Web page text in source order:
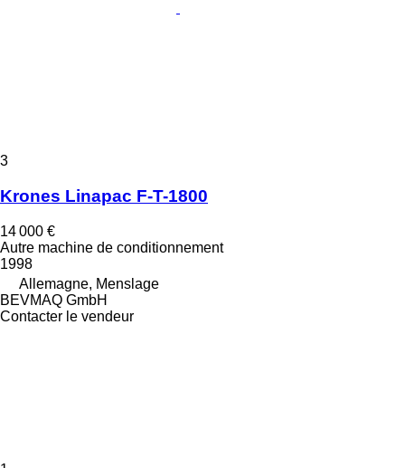
3
Krones Linapac F-T-1800
14 000 €
Autre machine de conditionnement
1998
Allemagne, Menslage
BEVMAQ GmbH
Contacter le vendeur